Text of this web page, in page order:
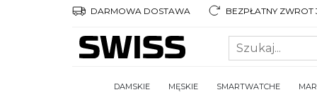
DARMOWA DOSTAWA BEZPŁATNY ZWROT
DAMSKIE MĘSKIE SMARTWATCHE